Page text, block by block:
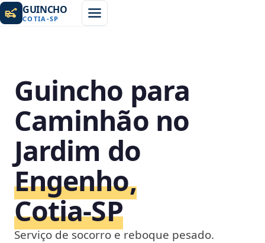
GUINCHO
COTIA -SP
Guincho para
Caminhão no
Jardim do
Engenho,
Cotia‑SP
Serviço de socorro e reboque pesado.